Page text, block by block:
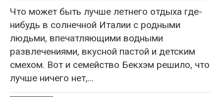
Что может быть лучше летнего отдыха где-
нибудь в солнечной Италии с родными
людьми, впечатляющими водными
развлечениями, вкусной пастой и детским
смехом. Вот и семейство Бекхэм решило, что
лучше ничего нет,...